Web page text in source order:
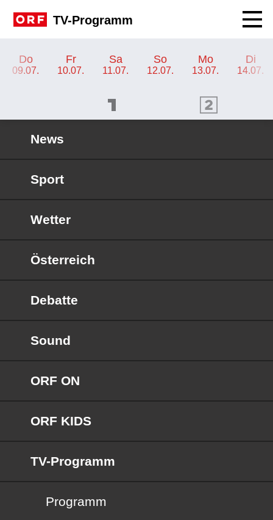
TV-Programm
Do
09.07.
Fr
10.07.
Sa
11.07.
So
12.07.
Mo
13.07.
Di
14.07.
ORF 2 Programm
News
Sport
Wetter
Österreich
Debatte
Sound
ORF ON
ORF KIDS
TV-Programm
Programm